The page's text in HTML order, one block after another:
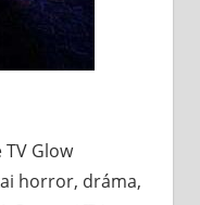
Glow
horror, dráma,